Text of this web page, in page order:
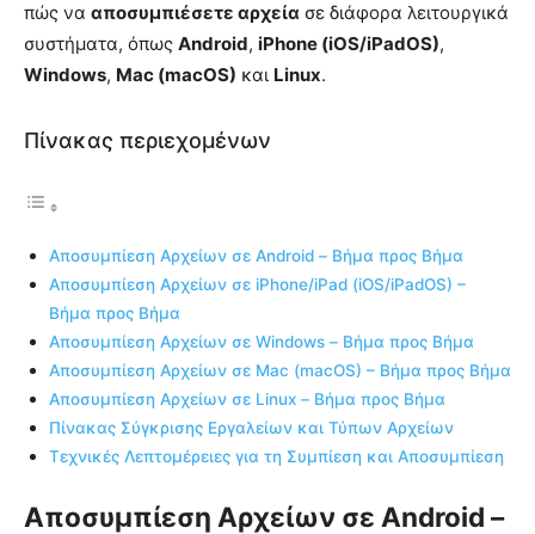
πώς να αποσυμπιέσετε αρχεία σε διάφορα λειτουργικά
συστήματα, όπως Android, iPhone (iOS/iPadOS),
Windows, Mac (macOS) και Linux.
Πίνακας περιεχομένων
Αποσυμπίεση Αρχείων σε Android – Βήμα προς Βήμα
Αποσυμπίεση Αρχείων σε iPhone/iPad (iOS/iPadOS) –
Βήμα προς Βήμα
Αποσυμπίεση Αρχείων σε Windows – Βήμα προς Βήμα
Αποσυμπίεση Αρχείων σε Mac (macOS) – Βήμα προς Βήμα
Αποσυμπίεση Αρχείων σε Linux – Βήμα προς Βήμα
Πίνακας Σύγκρισης Εργαλείων και Τύπων Αρχείων
Τεχνικές Λεπτομέρειες για τη Συμπίεση και Αποσυμπίεση
Αποσυμπίεση Αρχείων σε Android –